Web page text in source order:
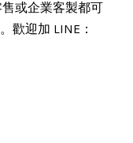
或企業客製都可
歡迎加 LINE：